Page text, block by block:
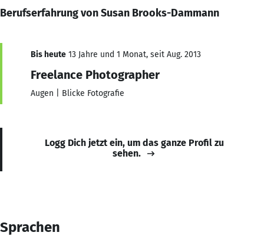
Berufserfahrung von Susan Brooks-Dammann
Bis heute 13 Jahre und 1 Monat, seit Aug. 2013
Freelance Photographer
Augen | Blicke Fotografie
Logg Dich jetzt ein, um das ganze Profil zu
sehen.
Sprachen